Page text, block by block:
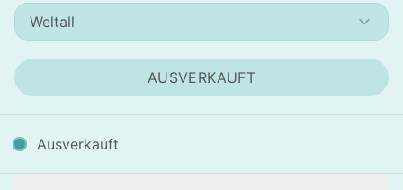
Weltall
AUSVERKAUFT
Ausverkauft